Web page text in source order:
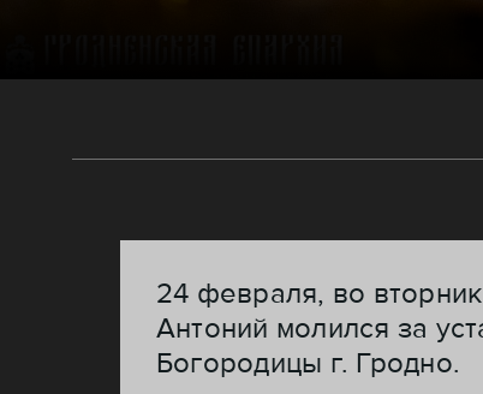
24 февраля, во
Антоний молился за
Богородицы г. Гродно.